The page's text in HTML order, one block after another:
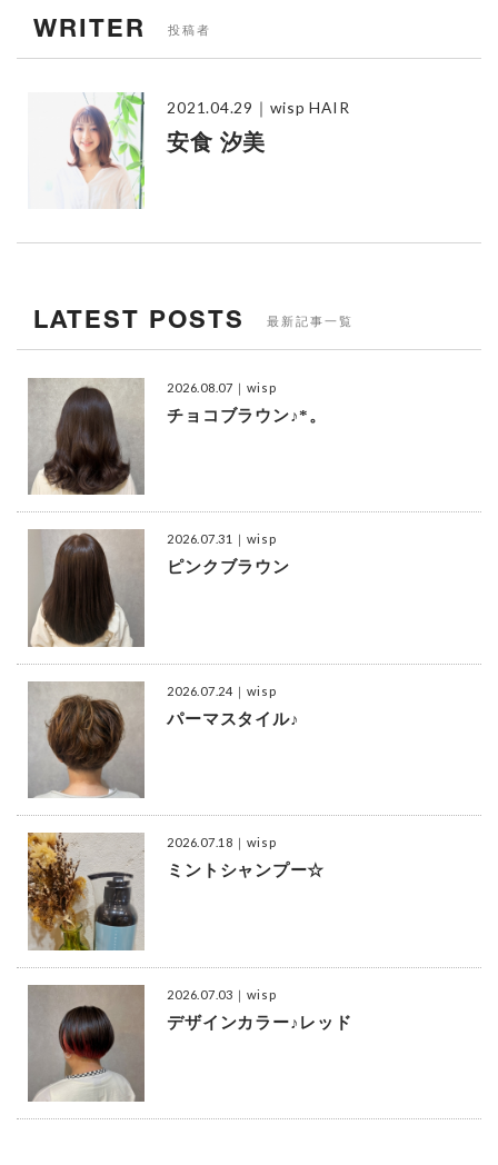
WRITER 投稿者
2021.04.29 ｜wisp HAIR
安食 汐美
LATEST POSTS 最新記事一覧
2026.08.07 ｜wisp
チョコブラウン♪*。
2026.07.31 ｜wisp
ピンクブラウン
2026.07.24 ｜wisp
パーマスタイル♪
2026.07.18 ｜wisp
ミントシャンプー☆
2026.07.03 ｜wisp
デザインカラー♪レッド